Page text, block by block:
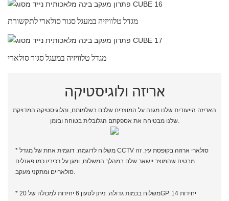
מגדל טלוויזיה במעגל סגור סולארי לתקשורת
מגדל טלוויזיה במעגל סגור סולארי
אריזה ולוגיסטיקה
האריזה הייעודית שלנו מגנה על המוצרים שלכם בשלמותם, והלוגיסטיקה המדויקת
שלנו מבטיחה את אספקתם הגלובלית בטוחה ובזמן.
* משלוח לדוגמה: דוגמית אחת של מגדל CCTV סולארי ארוזה בקופסת עץ. זה
מבטיח שהמוצר יישאר שלם במהלך המשלוח, ומגן על רכיביו כמו פאנלים
סולאריים ומתקני מעקב.
* משלוח בכמות גדולה: ניתן לטעון 6 יחידות למכולה של 20GP. 14 יחידות